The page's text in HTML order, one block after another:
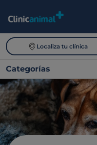
Localiza tu clínica
Categorías